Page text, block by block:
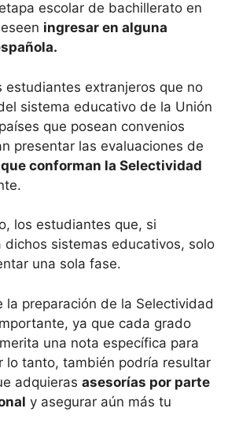
escolar de bachillerato en
ingresar en alguna
estudiantes extranjeros que no
sistema educativo de la Unión
que posean convenios
presentar las evaluaciones de
conforman la Selectividad
los estudiantes que, si
dichos sistemas educativos, solo
una sola fase.
la preparación de la Selectividad
ya que cada grado
una nota específica para
lo tanto, también podría resultar
adquieras asesorías por parte
y asegurar aún más tu